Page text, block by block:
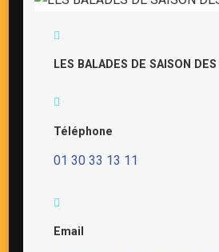
LES BALADES DE SAISON
Téléphone
01 30 33 13 11
Email